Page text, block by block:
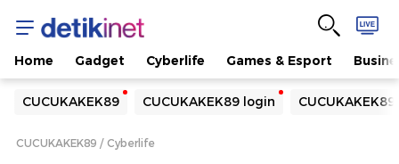
Home Gadget Cyberlife Games & Esport
CUCUKAKEK89 CUCUKAKEK89 login
Yang sedang ramai dicari
Loading...
CUCUKAKEK89 Cyberlife